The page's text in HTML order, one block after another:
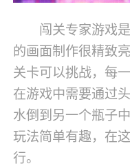
闯关专家游戏
的画面制作很精致
关卡可以挑战，每
在游戏中需要通过
水倒到另一个瓶子
玩法简单有趣，在
行。